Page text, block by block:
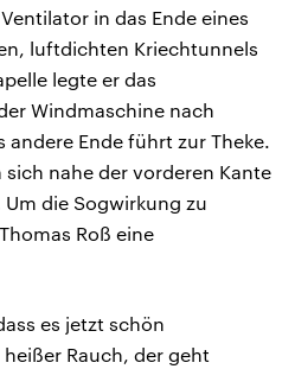
in das Ende eines
luftdichten Kriechtunnels
legte er das
Windmaschine nach
andere Ende führt zur Theke.
nahe der vorderen Kante
die Sogwirkung zu
Roß eine
es jetzt schön
Rauch, der geht